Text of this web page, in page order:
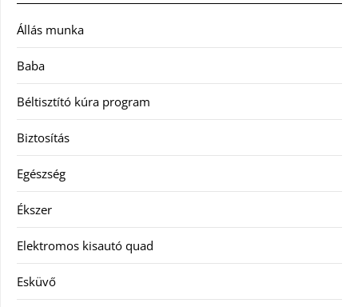
Állás munka
Baba
Béltisztító kúra program
Biztosítás
Egészség
Ékszer
Elektromos kisautó quad
Esküvő